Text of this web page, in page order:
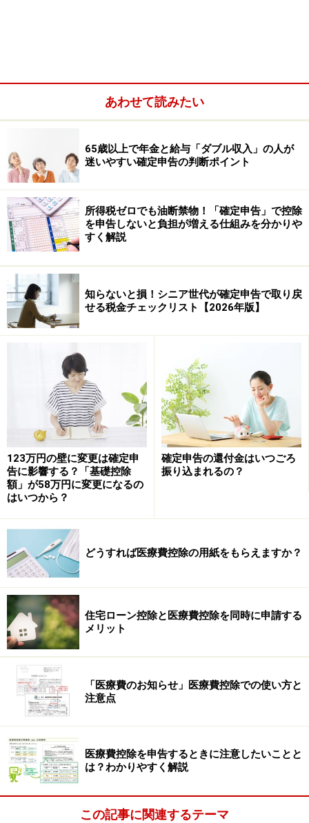
といった年齢や、所得の状況（年収ベースで370万円、
770万円、1160万円等といった区分がある 下記図表参
照）によって異なります。また、それぞれについて上限
額の算式が設けられており、それを超える部分の負担額
が後日、支給される仕組みとなっています。
具体的な1カ月の医療費の自己負担上限額は、対象者の
年齢が70歳以上か69歳以下かで分かれるのですが下表の
通りです。
70歳以上の方の高額療養費算定基準 （出典：厚生労働省資
69歳以下の方の高額療養費算定基準 （出典：厚生労働省資
料より）
例えば、70歳以上で年収500万円の人に100万円の医療費
がかかり、窓口で30万円（3割負担）支払ったケースで
考えてみましょう。
負担の上限額は、
・8万100円＋（100万円－26万7000円）×1％＝8万7430
あわせて読みたい
65歳以上で年金と給与「ダブル収入」の人が
迷いやすい確定申告の判断ポイント
所得税ゼロでも油断禁物！「確定申告」で控除
を申告しないと負担が増える仕組みを分かりや
すく解説
知らないと損！シニア世代が確定申告で取り戻
せる税金チェックリスト【2026年版】
123万円の壁に変更は確定申
告に影響する？「基礎控除
額」が58万円に変更になるの
はいつから？
確定申告の還付金はいつごろ
振り込まれるの？
どうすれば医療費控除の用紙をもらえますか？
住宅ローン控除と医療費控除を同時に申請する
メリット
「医療費のお知らせ」医療費控除での使い方と
注意点
医療費控除を申告するときに注意したいことと
は？わかりやすく解説
この記事に関連するテーマ